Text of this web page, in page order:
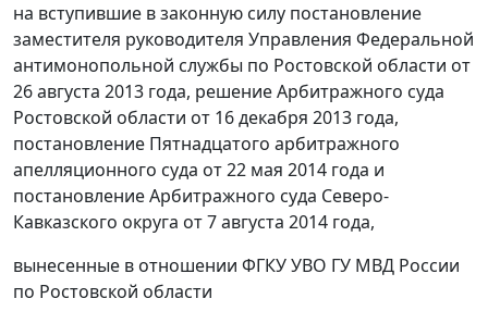
на вступившие в законную силу постановление
заместителя руководителя Управления Федеральной
антимонопольной службы по Ростовской области от
26 августа 2013 года, решение Арбитражного суда
Ростовской области от 16 декабря 2013 года,
постановление Пятнадцатого арбитражного
апелляционного суда от 22 мая 2014 года и
постановлениеАрбитражного суда Северо-
Кавказского округа от 7 августа 2014 года,
вынесенные в отношении ФГКУ УВО ГУ МВД России
по Ростовской области